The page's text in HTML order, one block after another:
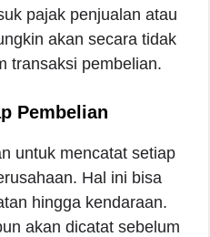
pajak penjualan atau
akan secara tidak
transaksi pembelian.
Pembelian
untuk mencatat setiap
Hal ini bisa
hingga kendaraan.
akan dicatat sebelum